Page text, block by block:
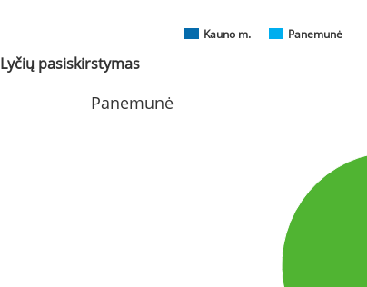
Kauno m. Panemunė
Lyčių pasiskirstymas
Panemunė